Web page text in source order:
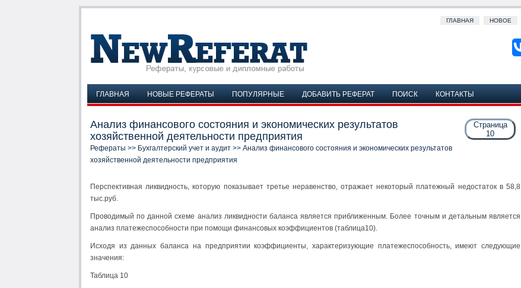
ГЛАВНАЯ НОВОЕ
ГЛАВНАЯ НОВЫЕ РЕФЕРАТЫ ПОПУЛЯРНЫЕ ДОБАВИТЬ РЕФЕРАТ ПОИСК КОНТАКТЫ
Страница
10
Анализ финансового состояния и экономических результатов
хозяйственной деятельности предприятия
Рефераты >> Бухгалтерский учет и аудит >> Анализ финансового состояния и экономических результатов
хозяйственной деятельности предприятия
Перспективная ликвидность, которую показывает третье неравенство, отражает некоторый платежный недостаток в 58,8
тыс.руб.
Проводимый по данной схеме анализ ликвидности баланса является приближенным. Более точным и детальным является
анализ платежеспособности при помощи финансовых коэффициентов (таблица10).
Исходя из данных баланса на предприятии коэффициенты, характеризующие платежеспособность, имеют следующие
значения:
Таблица 10